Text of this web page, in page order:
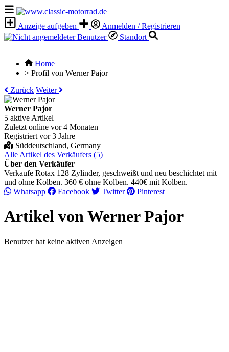
Anzeige aufgeben
Anmelden / Registrieren
Standort
Home
> Profil von Werner Pajor
Zurück Weiter
Werner Pajor
5 aktive Artikel
Zuletzt online vor 4 Monaten
Registriert vor 3 Jahre
Süddeutschland, Germany
Alle Artikel des Verkäufers (5)
Über den Verkäufer
Verkaufe Rotax 128 Zylinder, geschweißt und neu beschichtet mit
und ohne Kolben. 360 € ohne Kolben. 440€ mit Kolben.
Whatsapp
Facebook Twitter Pinterest
Artikel von Werner Pajor
Benutzer hat keine aktiven Anzeigen